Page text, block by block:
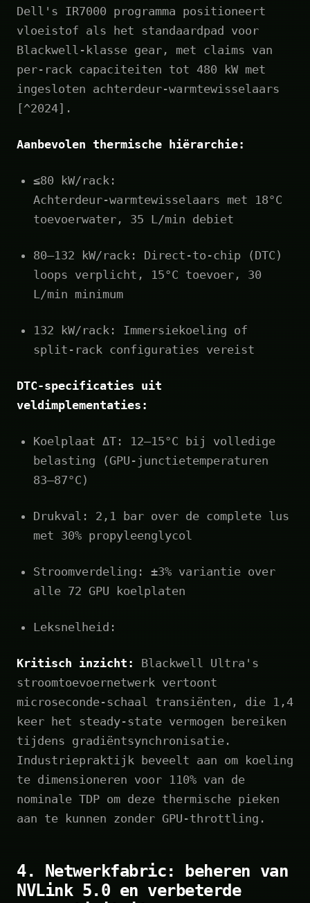
Dell's IR7000 programma positioneert
vloeistof als het standaardpad voor
Blackwell-klasse gear, met claims van
per-rack capaciteiten tot 480 kW met
ingesloten achterdeur-warmtewisselaars
[^2024].
Aanbevolen thermische hiërarchie:
≤80 kW/rack:
Achterdeur‑warmtewisselaars met 18°C
toevoerwater, 35 L/min debiet
80–132 kW/rack: Direct‑to‑chip (DTC)
loops verplicht, 15°C toevoer, 30
L/min minimum
132 kW/rack: Immersiekoeling of
split‑rack configuraties vereist
DTC-specificaties uit
veldimplementaties:
Koelplaat ΔT: 12–15°C bij volledige
belasting (GPU-junctietemperaturen
83–87°C)
Drukval: 2,1 bar over de complete lus
met 30% propyleenglycol
Stroomverdeling: ±3% variantie over
alle 72 GPU koelplaten
Leksnelheid:
Kritisch inzicht:
Blackwell Ultra's
stroomtoevoernetwerk vertoont
microseconde-schaal transiënten, die 1,4
keer het steady-state vermogen bereiken
tijdens gradiëntsynchronisatie.
Industriepraktijk beveelt aan om koeling
te dimensioneren voor 110% van de
nominale TDP om deze thermische pieken
aan te kunnen zonder GPU-throttling.
4. Netwerkfabric: beheren van
NVLink 5.0 en verbeterde